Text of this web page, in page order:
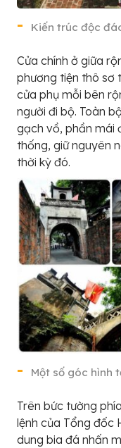
Kiến trúc độc
Cửa chính ở giữa
phương tiện thô sơ
cửa phụ mỗi bên
người đi bộ. Toàn
gạch vồ, phần mái
thống, giữ nguyên
thời kỳ đó.
Một số góc hình
Trên bức tường
lệnh của Tổng đốc
dung bia đá nhấn